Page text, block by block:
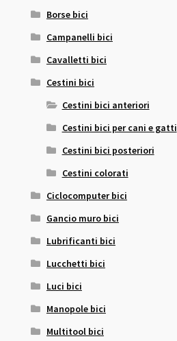
Borse bici
Campanelli bici
Cavalletti bici
Cestini bici
Cestini bici anteriori
Cestini bici per cani e gatti
Cestini bici posteriori
Cestini colorati
Ciclocomputer bici
Gancio muro bici
Lubrificanti bici
Lucchetti bici
Luci bici
Manopole bici
Multitool bici